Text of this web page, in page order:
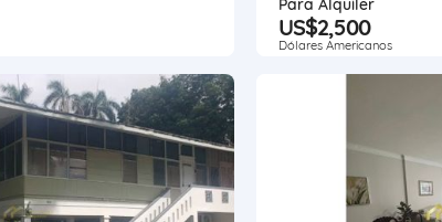
Para Alquiler
US$2,500
Dólares Americanos